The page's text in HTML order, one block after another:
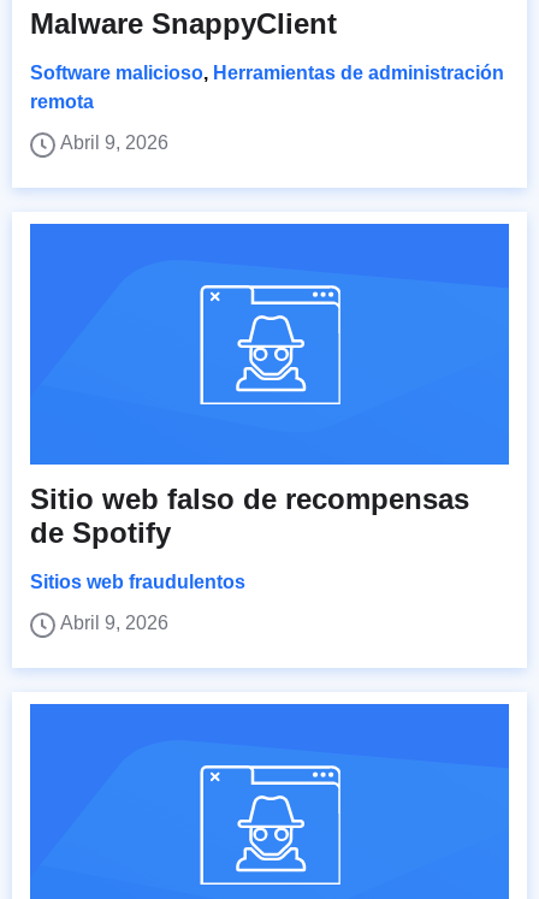
Malware SnappyClient
Software malicioso, Herramientas de administración
remota
Abril 9, 2026
Sitio web falso de recompensas
de Spotify
Sitios web fraudulentos
Abril 9, 2026